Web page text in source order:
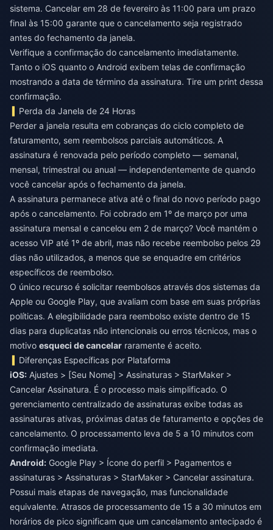
sistema. Cancelar em 28 de fevereiro às 11:00 para um prazo
final às 15:00 garante que o cancelamento seja registrado
antes do fechamento da janela.
Verifique a confirmação do cancelamento imediatamente.
Tanto o iOS quanto o Android exibem telas de confirmação
mostrando a data de término da assinatura. Tire um print dessa
confirmação.
Perda da Janela de 24 Horas
Perder a janela resulta em cobranças do ciclo completo de
faturamento, sem reembolsos parciais automáticos. A
assinatura é renovada pelo período completo — semanal,
mensal, trimestral ou anual — independentemente de quando
você cancelar após o fechamento da janela.
A assinatura permanece ativa até o final do novo período pago
após o cancelamento. Foi cobrado em 1º de março por uma
assinatura mensal e cancelou em 2 de março? Você mantém o
acesso VIP até 1º de abril, mas não recebe reembolso pelos 29
dias não utilizados, a menos que se enquadre em critérios
específicos de reembolso.
O único recurso é solicitar reembolsos através dos sistemas da
Apple ou Google Play, que avaliam com base em suas próprias
políticas. A elegibilidade para reembolso existe dentro de 15
dias para duplicatas não intencionais ou erros técnicos, mas o
motivo esqueci de cancelar raramente é aceito.
Diferenças Específicas por Plataforma
iOS: Ajustes > [Seu Nome] > Assinaturas > StarMaker >
Cancelar Assinatura. É o processo mais simplificado. O
gerenciamento centralizado de assinaturas exibe todas as
assinaturas ativas, próximas datas de faturamento e opções de
cancelamento. O processamento leva de 5 a 10 minutos com
confirmação imediata.
Android: Google Play > Ícone do perfil > Pagamentos e
assinaturas > Assinaturas > StarMaker > Cancelar assinatura.
Possui mais etapas de navegação, mas funcionalidade
equivalente. Atrasos de processamento de 15 a 30 minutos em
horários de pico significam que um cancelamento antecipado é